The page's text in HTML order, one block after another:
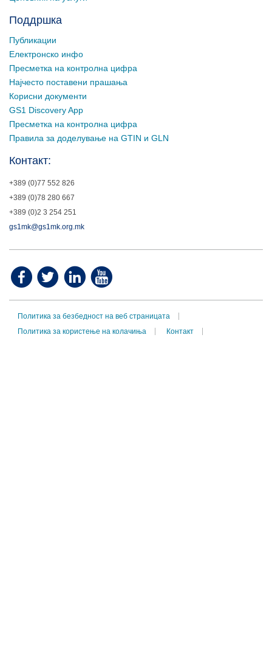
Поддршка
Публикации
Електронско инфо
Пресметка на контролна цифра
Најчесто поставени прашања
Корисни документи
GS1 Discovery App
Пресметка на контролна цифра
Правила за доделување на GTIN и GLN
Контакт:
+389 (0)77 552 826
+389 (0)78 280 667
+389 (0)2 3 254 251
gs1mk@gs1mk.org.mk
Политика за безбедност на веб страницата
Политика за користење на колачиња
Контакт